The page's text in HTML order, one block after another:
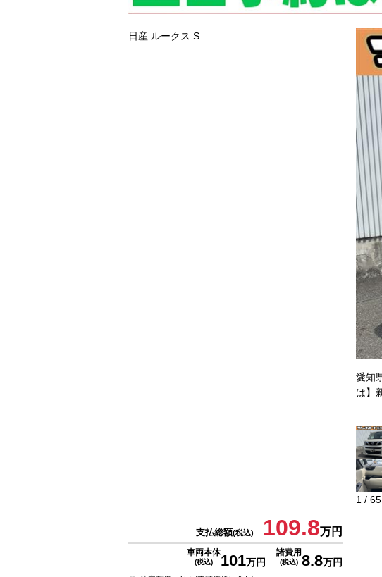
日産 ルークス S
愛知
は】
1 /65
支払総額(税込) 109.8万円
車両本体
(税込) 101万円
諸費用
(税込) 8.8万円